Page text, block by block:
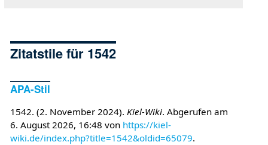
Zitatstile für 1542
APA-Stil
1542. (2. November 2024). Kiel-Wiki. Abgerufen am
6. August 2026, 16:48 von https://kiel-
wiki.de/index.php?title=1542&oldid=65079.